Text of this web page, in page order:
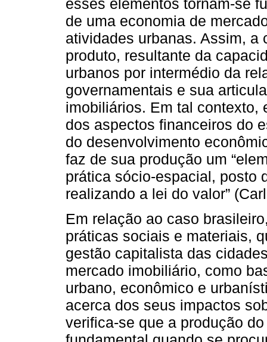
esses elementos tornam-se
de uma economia de
atividades urbanas. Assim, a
produto, resultante da
urbanos por intermédio da
governamentais e sua
imobiliários. Em tal contexto,
dos aspectos financeiros do
do desenvolvimento
faz de sua produção um
prática sócio-espacial, posto
realizando a lei do valor”
Em relação ao caso
práticas sociais e materiais,
gestão capitalista das
mercado imobiliário, como
urbano, econômico e
acerca dos seus impactos
verifica-se que a produção